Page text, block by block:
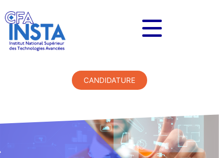
CANDIDATURE